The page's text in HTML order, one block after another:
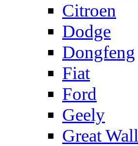
Citroen
Dodge
Dongfeng
Fiat
Ford
Geely
Great Wall